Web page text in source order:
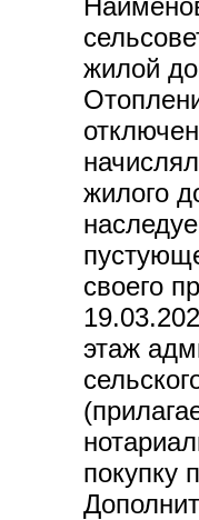
жилой
жилого
своего
этаж
покупку